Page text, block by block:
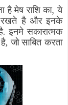
है मेष राशि का,ये
रखते है और इनके
इनमे सकारात्मक
,जो साबित करता